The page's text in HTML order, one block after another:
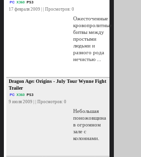
PC X360 PS3
17 февраля 2009 | | Просмотров: 0
Ожесточенные
кровопролитные
битвы между
простыми
людьми и
разного рода
нечистью ...
Dragon Age: Origins - July Tour Wynne Fight
Trailer
PC X360 PS3
9 июля 2009 | | Просмотров: 0
Небольшая
поножовщина
в огромном
зале с
колоннами.